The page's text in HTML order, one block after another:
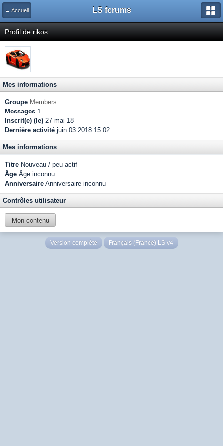
← Accueil LS forums
Profil de rikos
Mes informations
Groupe Members
Messages 1
Inscrit(e) (le) 27-mai 18
Dernière activité juin 03 2018 15:02
Mes informations
Titre Nouveau / peu actif
Âge Âge inconnu
Anniversaire Anniversaire inconnu
Contrôles utilisateur
Mon contenu
Version complète Français (France) LS v4